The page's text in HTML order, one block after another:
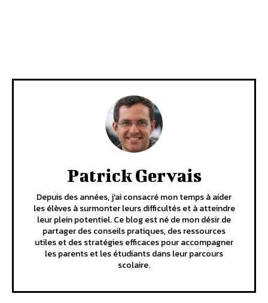
Patrick Gervais
Depuis des années, j'ai consacré mon temps à aider
les élèves à surmonter leurs difficultés et à atteindre
leur plein potentiel. Ce blog est né de mon désir de
partager des conseils pratiques, des ressources
utiles et des stratégies efficaces pour accompagner
les parents et les étudiants dans leur parcours
scolaire.